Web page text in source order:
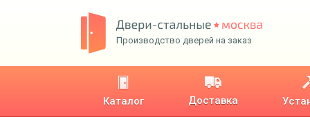
Производство дверей на заказ
Каталог Доставка